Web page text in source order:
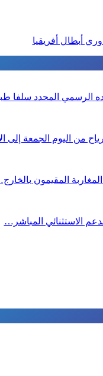
أبطال أفريقيا
الرسمي المحدد سلفا
من اليوم الجمعة إلى
المقيمون
الاستثنائي المباشر…